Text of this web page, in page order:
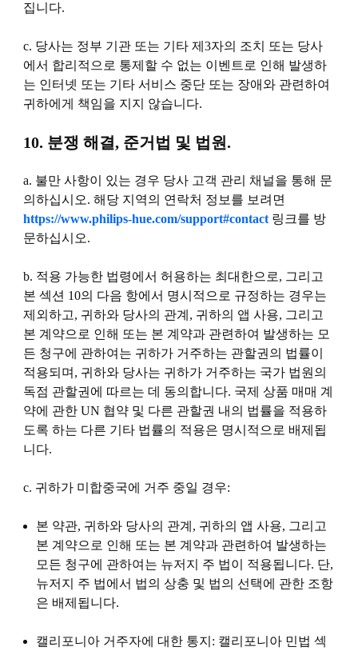
집니다.
c. 당사는 정부 기관 또는 기타 제3자의 조치 또는 당사
에서 합리적으로 통제할 수 없는 이벤트로 인해 발생하
는 인터넷 또는 기타 서비스 중단 또는 장애와 관련하여
귀하에게 책임을 지지 않습니다.
10. 분쟁 해결, 준거법 및 법원.
a. 불만 사항이 있는 경우 당사 고객 관리 채널을 통해 문
의하십시오. 해당 지역의 연락처 정보를 보려면
https://www.philips-hue.com/support#contact링크를 방
문하십시오.
b. 적용 가능한 법령에서 허용하는 최대한으로, 그리고
본 섹션 10의 다음 항에서 명시적으로 규정하는 경우는
제외하고, 귀하와 당사의 관계, 귀하의 앱 사용, 그리고
본 계약으로 인해 또는 본 계약과 관련하여 발생하는 모
든 청구에 관하여는 귀하가 거주하는 관할권의 법률이
적용되며, 귀하와 당사는 귀하가 거주하는 국가 법원의
독점 관할권에 따르는 데 동의합니다. 국제 상품 매매 계
약에 관한 UN 협약 및 다른 관할권 내의 법률을 적용하
도록 하는 다른 기타 법률의 적용은 명시적으로 배제됩
니다.
c. 귀하가 미합중국에 거주 중일 경우:
본 약관, 귀하와 당사의 관계, 귀하의 앱 사용, 그리고
본 계약으로 인해 또는 본 계약과 관련하여 발생하는
모든 청구에 관하여는 뉴저지 주 법이 적용됩니다. 단,
뉴저지 주 법에서 법의 상충 및 법의 선택에 관한 조항
은 배제됩니다.
캘리포니아 거주자에 대한 통지: 캘리포니아 민법 섹